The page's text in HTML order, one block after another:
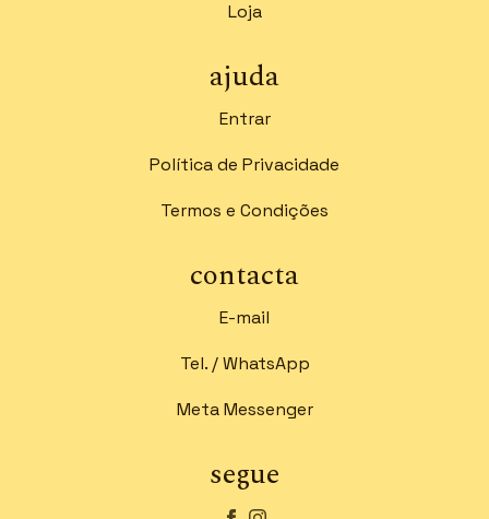
Loja
ajuda
Entrar
Política de Privacidade
Termos e Condições
contacta
E-mail
Tel. / WhatsApp
Meta Messenger
segue